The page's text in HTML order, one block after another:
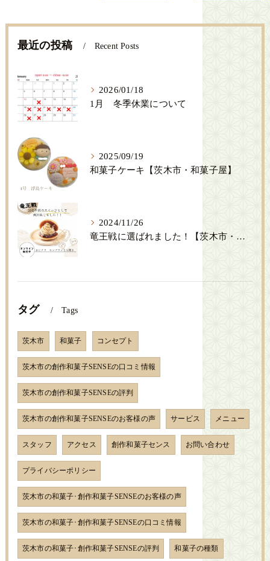
最近の投稿 Recent Posts
2026/01/18
1月 冬季休業について
2025/09/19
和菓子ケーキ【茨木市・和菓子屋】
2024/11/26
竜王戦に選ばれました！【茨木市・創作和菓子SENSE】
タグ Tags
茨木市 和菓子 コンセプト
茨木市の創作和菓子SENSEの口コミ情報
茨木市の創作和菓子SENSEの評判
茨木市の創作和菓子SENSEのお客様の声 サービス メニュー
スタッフ アクセス 創作和菓子センス お問い合わせ
プライバシーポリシー
茨木市の和菓子･創作和菓子SENSEのお客様の声
茨木市の和菓子･創作和菓子SENSEの口コミ情報
茨木市の和菓子･創作和菓子SENSEの評判 和菓子の種類